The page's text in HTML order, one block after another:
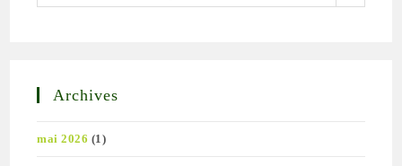
Archives
mai 2026 (1)